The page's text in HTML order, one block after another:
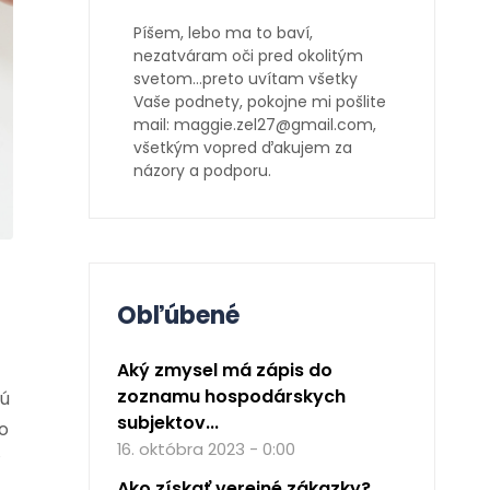
Píšem, lebo ma to baví,
nezatváram oči pred okolitým
svetom…preto uvítam všetky
Vaše podnety, pokojne mi pošlite
mail: maggie.zel27@gmail.com,
všetkým vopred ďakujem za
názory a podporu.
Obľúbené
Aký zmysel má zápis do
zoznamu hospodárskych
subjektov...
16. októbra 2023 - 0:00